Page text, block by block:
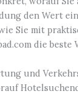
den Wert
Sie mit
die beste
und